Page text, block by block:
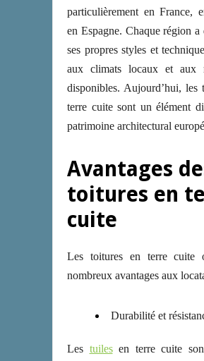
particulièrement en France,
en Espagne. Chaque région a
ses propres styles et
aux climats locaux et aux
disponibles. Aujourd’hui, les
terre cuite sont un élément
patrimoine architectural
Avantages
toitures en
cuite
Les toitures en terre cuite
nombreux avantages aux
Durabilité et
Les tuilesen terre cuite